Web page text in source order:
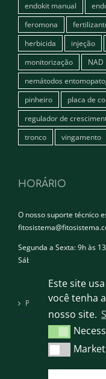
Este site
você tenha
nosso site.
Necessário
Marketing
endokit manual
feromona
herbicida
injeção
monitorização
NAD
nemátodos
pinheiro
placa de
regulador de
tronco
vingamento
HORÁRIO
O nosso suporte técnico
Segunda a Sexta: 9h às
Sábado e Domingo:
Política de privacidade